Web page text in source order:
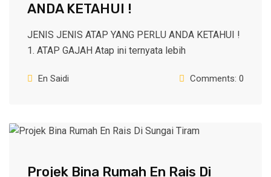
ANDA KETAHUI !
JENIS JENIS ATAP YANG PERLU ANDA KETAHUI !
1. ATAP GAJAH Atap ini ternyata lebih
En Saidi Comments: 0
Projek Bina Rumah En Rais Di